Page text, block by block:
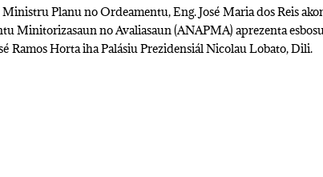
Planu no Ordeamentu, Eng. José Maria dos Reis
Minitorizasaun no Avaliasaun (ANAPMA) aprezenta
Ramos Horta iha Palásiu Prezidensiál Nicolau Lobato, Dili.